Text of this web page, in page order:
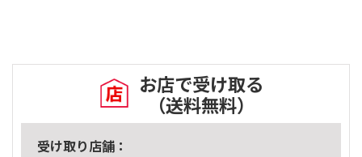
お店で受け取る
（送料無料）
受け取り店舗：